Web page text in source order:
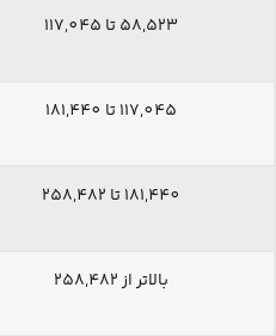
58,523 تا 117,045
117,045 تا 181,440
181,440 تا 258,482
بالاتر از 258,482